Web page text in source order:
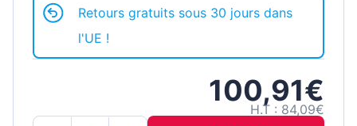
Retours gratuits sous 30 jours dans
l'UE !
100,91€
H.T : 84,09€